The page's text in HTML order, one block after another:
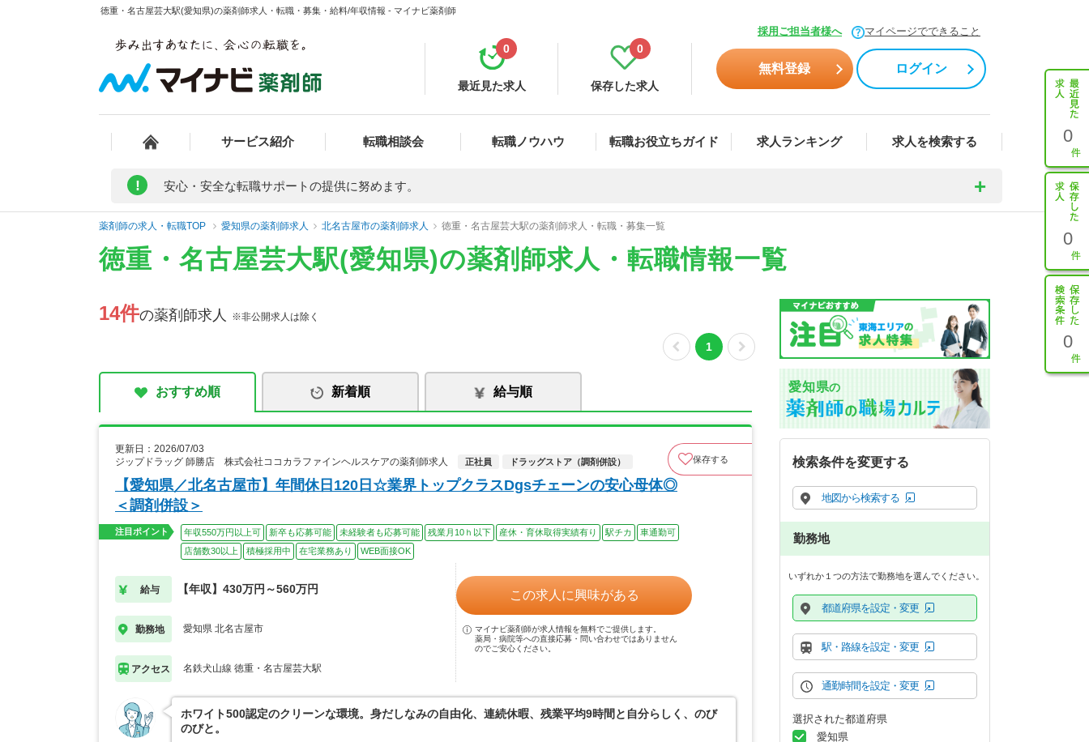
徳重・名古屋芸大駅(愛知県)の薬剤師求人・転職・募集・給料/年収情報 - マイナビ薬剤師
採用ご担当者様へ マイページでできること
最近見た求人
0
保存した求人
0
無料登録 ログイン
サービス紹介 転職相談会 転職ノウハウ 転職お役立ちガイド 求人ランキング 求人を検索する 0
0
0
! 安心・安全な転職サポートの提供に努めます。
薬剤師の求人・転職TOP 愛知県の薬剤師求人 北名古屋市の薬剤師求人 徳重・名古屋芸大駅の薬剤師求人・転職・募集一覧
徳重・名古屋芸大駅(愛知県)の薬剤師求人・転職情報一覧
14件の薬剤師求人 ※非公開求人は除く
1
おすすめ順 新着順 給与順
更新日：2026/07/03
ジップドラッグ 師勝店 株式会社ココカラファインヘルスケアの薬剤師求人
正社員 ドラッグストア（調剤併設） 保存する
【愛知県／北名古屋市】年間休日120日☆業界トップクラスDgsチェーンの安心母体◎
＜調剤併設＞
注目ポイント 年収550万円以上可 新卒も応募可能 未経験者も応募可能 残業月10ｈ以下 産休・育休取得実績有り 駅チカ
車通勤可
店舗数30以上
積極採用中 在宅業務あり WEB面接OK
給与 【年収】430万円～560万円
勤務地 愛知県 北名古屋市
アクセス 名鉄犬山線 徳重・名古屋芸大駅
この求人に興味がある
マイナビ薬剤師が求人情報を無料でご提供します。
薬局・病院等への直接応募・問い合わせではありません
のでご安心ください。
ホワイト500認定のクリーンな環境。身だしなみの自由化、連続休暇、残業平均9時間と自分らしく、のび
のびと。
愛知県の
検索条件を変更する
地図から検索する
勤務地
いずれか１つの方法で勤務地を選んでください。
都道府県を設定・変更
駅・路線を設定・変更
通勤時間を設定・変更
選択された都道府県
愛知県